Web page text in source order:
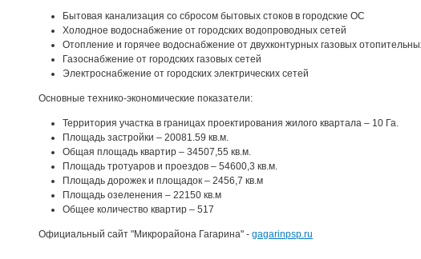
Бытовая канализация со сбросом бытовых стоков в городские ОС
Холодное водоснабжение от городских водопроводных сетей
Отопление и горячее водоснабжение от двухконтурных газовых
Газоснабжение от городских газовых сетей
Электроснабжение от городских электрических сетей
Основные технико-экономические показатели:
Территория участка в границах проектирования жилого квартала – 10 Га.
Площадь застройки – 20081.59 кв.м.
Общая площадь квартир – 34507,55 кв.м.
Площадь тротуаров и проездов – 54600,3 кв.м.
Площадь дорожек и площадок – 2456,7 кв.м
Площадь озеленения – 22150 кв.м
Общее количество квартир – 517
Официальный сайт "Микрорайона Гагарина" - gagarinpsp.ru